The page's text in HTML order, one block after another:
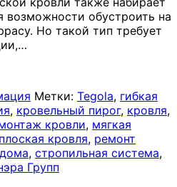
возможности обустроить на
Но такой тип требует
…
Метки: Tegola, гибкая
, кровельный пирог, кровля,
кровли, мягкая
плоская кровля, ремонт
, стропильная система,
Групп